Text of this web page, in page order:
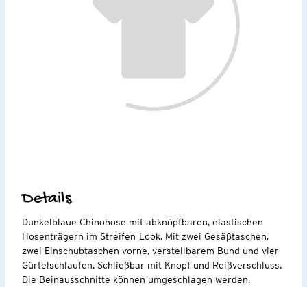
Details
Dunkelblaue Chinohose mit abknöpfbaren, elastischen
Hosenträgern im Streifen-Look. Mit zwei Gesäßtaschen,
zwei Einschubtaschen vorne, verstellbarem Bund und vier
Gürtelschlaufen. Schließbar mit Knopf und Reißverschluss.
Die Beinausschnitte können umgeschlagen werden.